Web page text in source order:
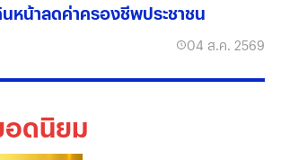
นหน้าลดค่าครองชีพประชาชน
04 ส.ค. 2569
อดนิยม